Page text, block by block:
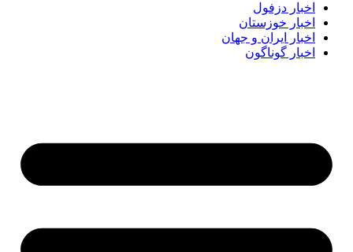
اخبار دزفول
اخبار خوزستان
اخبار ایران و جهان
اخبار گوناگون